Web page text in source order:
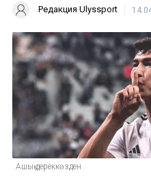
Редакция Ulyssport
Ашық дереккөзден